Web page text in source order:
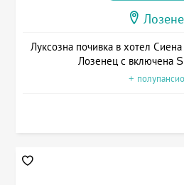
Луксозна почивка в хотел
Лозенец с включена
+